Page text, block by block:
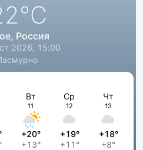
°C
Россия
2026, 15:00
Вт
11
+20°
+13°
Ср
12
+19°
+11°
Чт
13
+18°
+8°